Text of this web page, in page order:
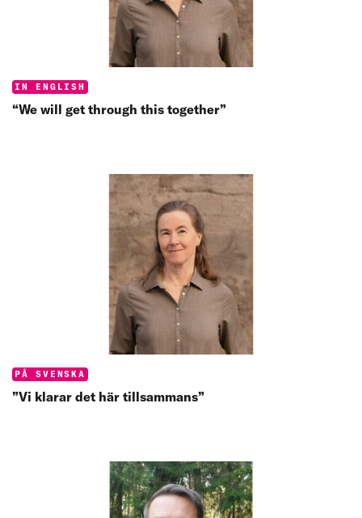
Categories:
IN ENGLISH
“We will get through this together”
Categories:
PÅ SVENSKA
”Vi klarar det här tillsammans”